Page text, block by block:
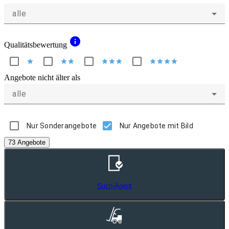
alle
Qualitätsbewertung info
star starstar starstarstar starstarstarstar
Angebote nicht älter als
alle
Nur Sonderangebote Nur Angebote mit Bild
73 Angebote
Such-Agent